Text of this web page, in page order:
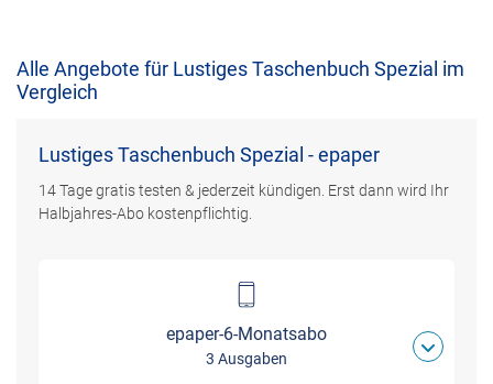
Alle Angebote für Lustiges Taschenbuch Spezial im
Vergleich
Lustiges Taschenbuch Spezial - epaper
14 Tage gratis testen & jederzeit kündigen. Erst dann wird Ihr
Halbjahres-Abo kostenpflichtig.
epaper-6-Monatsabo
3 Ausgaben